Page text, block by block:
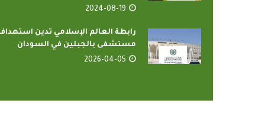
2024-08-19
رابطة العالم الإسلامي تدين
مستشفى بالجبلين في السودان
2026-04-05